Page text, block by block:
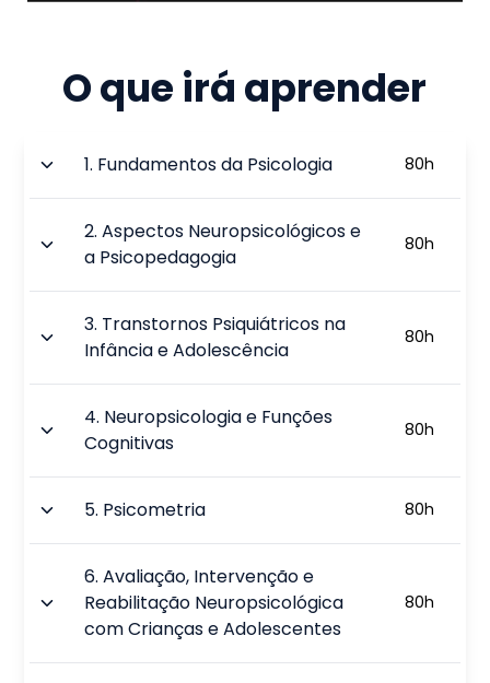
O que irá aprender
1. Fundamentos da Psicologia 80h
2.Aspectos Neuropsicológicos e
a Psicopedagogia
80h
3. Transtornos Psiquiátricos na
Infância e Adolescência
80h
4. Neuropsicologia e Funções
Cognitivas
80h
5. Psicometria 80h
6.Avaliação, Intervenção e
Reabilitação Neuropsicológica
com Crianças e Adolescentes
80h